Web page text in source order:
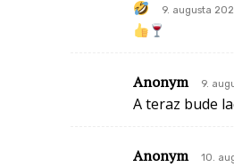
9. augusta
Anonym 9.
A teraz bude
Anonym 10.